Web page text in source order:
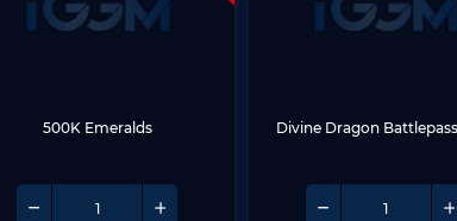
500K Emeralds Divine Dragon